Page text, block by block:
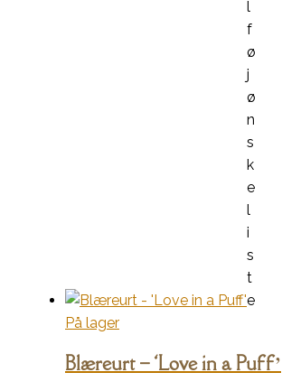
l
f
ø
j
ø
n
s
k
e
l
i
s
t
e
På lager
Blæreurt – ‘Love in a Puff’